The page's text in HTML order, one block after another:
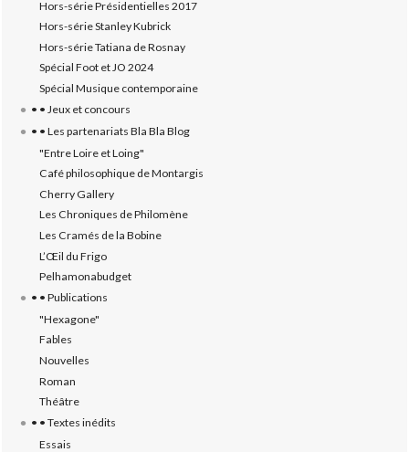
Hors-série Présidentielles 2017
Hors-série Stanley Kubrick
Hors-série Tatiana de Rosnay
Spécial Foot et JO 2024
Spécial Musique contemporaine
• • Jeux et concours
• • Les partenariats Bla Bla Blog
"Entre Loire et Loing"
Café philosophique de Montargis
Cherry Gallery
Les Chroniques de Philomène
Les Cramés de la Bobine
L’‎Œil du Frigo
Pelhamonabudget
• • Publications
"Hexagone"
Fables
Nouvelles
Roman
Théâtre
• • Textes inédits
Essais